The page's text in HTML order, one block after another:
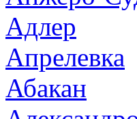
Адлер
Апрелевка
Абакан